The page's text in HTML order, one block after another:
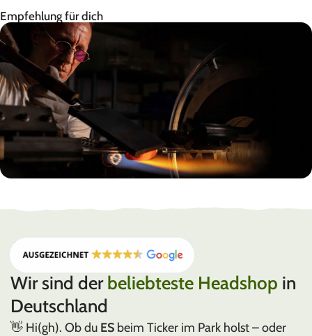
Empfehlung für dich
EHLE
Wir sind derbeliebteste Headshop in
Deutschland
👋 Hi(gh). Ob du ES beim Ticker im Park holst – oder